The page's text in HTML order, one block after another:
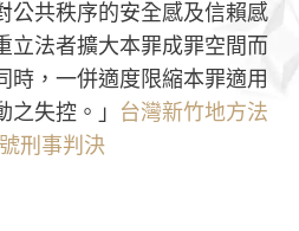
公共秩序的安全感及信賴感
立法者擴大本罪成罪空間而
時，一併適度限縮本罪適用
失控。」 台灣新竹地方法
刑事判決